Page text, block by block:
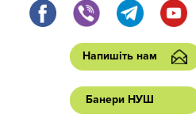
Напишіть нам
Банери НУШ